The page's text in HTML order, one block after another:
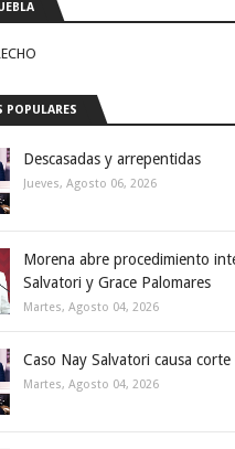
Descasadas y arrepentidas
Jueves, Agosto 06, 2026
Morena abre procedimiento
Salvatori y Grace Palomares
Martes, Agosto 04, 2026
Caso Nay Salvatori causa corte
Martes, Agosto 04, 2026